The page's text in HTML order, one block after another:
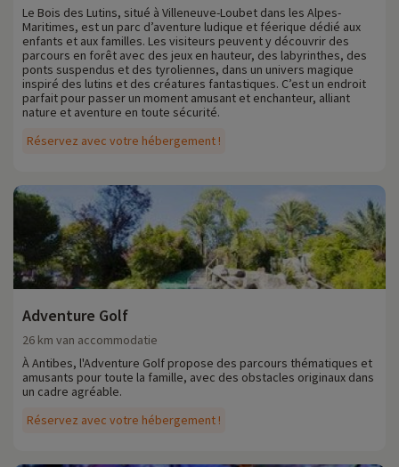
Réservez avec votre hébergement !
Le Bois des Lutins, situé à Villeneuve-Loubet dans les Alpes-
Maritimes, est un parc d’aventure ludique et féerique dédié aux
enfants et aux familles. Les visiteurs peuvent y découvrir des
parcours en forêt avec des jeux en hauteur, des labyrinthes, des
ponts suspendus et des tyroliennes, dans un univers magique
inspiré des lutins et des créatures fantastiques. C’est un endroit
parfait pour passer un moment amusant et enchanteur, alliant
nature et aventure en toute sécurité.
Adventure Golf
Réservez avec votre hébergement !
26 km van accommodatie
À Antibes, l'Adventure Golf propose des parcours thématiques et
amusants pour toute la famille, avec des obstacles originaux dans
un cadre agréable.